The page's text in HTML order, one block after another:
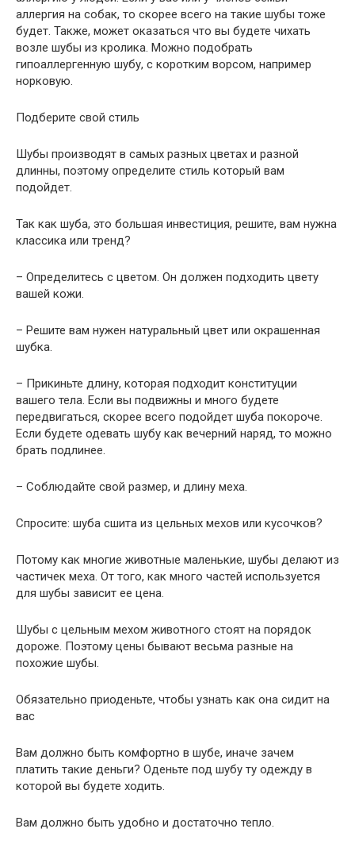
аллергия на собак, то скорее всего на такие шубы тоже
будет. Также, может оказаться что вы будете чихать
возле шубы из кролика. Можно подобрать
гипоаллергенную шубу, с коротким ворсом, например
норковую.
Подберите свой стиль
Шубы производят в самых разных цветах и разной
длинны, поэтому определите стиль который вам
подойдет.
Так как шуба, это большая инвестиция, решите, вам нужна
классика или тренд?
– Определитесь с цветом. Он должен подходить цвету
вашей кожи.
– Решите вам нужен натуральный цвет или окрашенная
шубка.
– Прикиньте длину, которая подходит конституции
вашего тела. Если вы подвижны и много будете
передвигаться, скорее всего подойдет шуба покороче.
Если будете одевать шубу как вечерний наряд, то можно
брать подлинее.
– Соблюдайте свой размер, и длину меха.
Спросите: шуба сшита из цельных мехов или кусочков?
Потому как многие животные маленькие, шубы делают из
частичек меха. От того, как много частей используется
для шубы зависит ее цена.
Шубы с цельным мехом животного стоят на порядок
дороже. Поэтому цены бывают весьма разные на
похожие шубы.
Обязательно приоденьте, чтобы узнать как она сидит на
вас
Вам должно быть комфортно в шубе, иначе зачем
платить такие деньги? Оденьте под шубу ту одежду в
которой вы будете ходить.
Вам должно быть удобно и достаточно тепло.